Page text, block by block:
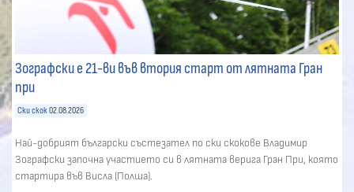
Зографски е 21-ви във втория старт от лятната Гран
при
Ски скок 02.08.2026
Най-добрият български състезател по ски скокове Владимир
Зографски започна участието си в лятната верига Гран При, която
стартира във Висла (Полша).